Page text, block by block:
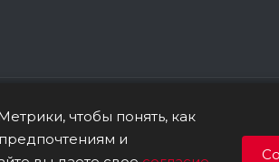
ПОЛИТИКА В ОТНОШЕНИИ
чтобы понять, как
и